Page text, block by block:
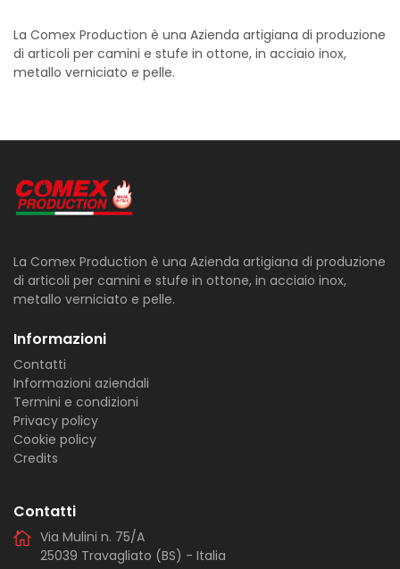
La Comex Production è una Azienda artigiana di produzione
di articoli per camini e stufe in ottone, in acciaio inox,
metallo verniciato e pelle.
La Comex Production è una Azienda artigiana di produzione
di articoli per camini e stufe in ottone, in acciaio inox,
metallo verniciato e pelle.
Informazioni
Contatti
Informazioni aziendali
Termini e condizioni
Privacy policy
Cookie policy
Credits
Contatti
Via Mulini n. 75/A
25039 Travagliato (BS) - Italia